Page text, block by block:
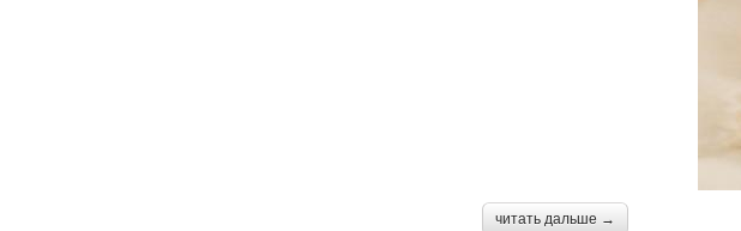
читать дальше →